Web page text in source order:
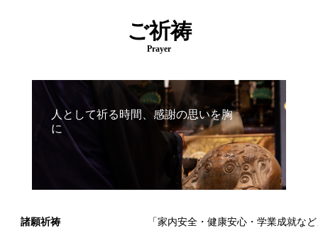
ご祈祷
Prayer
人として祈る時間、感謝の思いを胸
に
諸願祈祷 「家内安全・健康安心・学業成就な